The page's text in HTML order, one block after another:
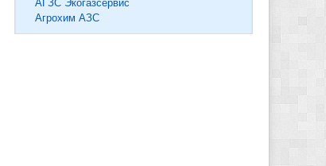
АГЗС Экогазсервис
Агрохим АЗС